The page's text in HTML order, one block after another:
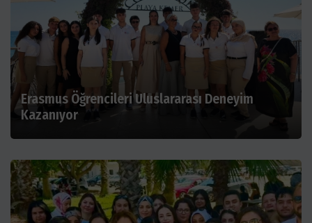
Erasmus Öğrencileri Uluslararası Deneyim
Kazanıyor